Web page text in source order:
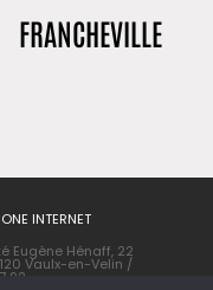
FRANCHEVILLE
INTERNET
Eugène Hénaff, 22
Vaulx-en-Velin /
92